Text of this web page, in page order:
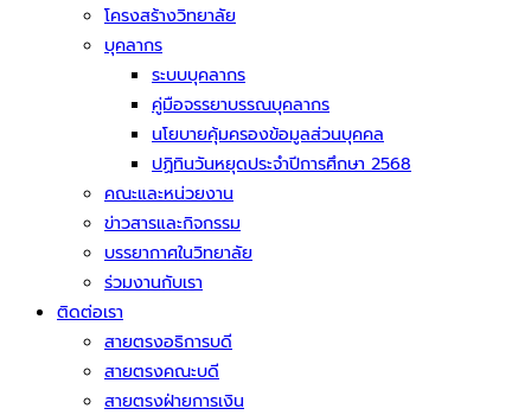
โครงสร้างวิทยาลัย
บุคลากร
ระบบบุคลากร
คู่มือจรรยาบรรณบุคลากร
นโยบายคุ้มครองข้อมูลส่วนบุคคล
ปฏิทินวันหยุดประจำปีการศึกษา 2568
คณะและหน่วยงาน
ข่าวสารและกิจกรรม
บรรยากาศในวิทยาลัย
ร่วมงานกับเรา
ติดต่อเรา
สายตรงอธิการบดี
สายตรงคณะบดี
สายตรงฝ่ายการเงิน